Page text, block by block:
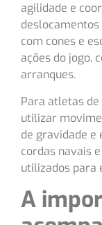
agilidade e
com cones e
ações do jogo,
arranques.
Para atletas
utilizar
de gravidade e
cordas navais
utilizados para
A